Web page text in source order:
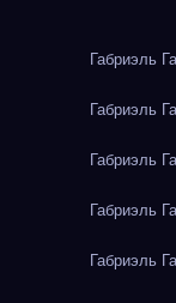
Габриэль
Габриэль
Габриэль
Габриэль
Габриэль